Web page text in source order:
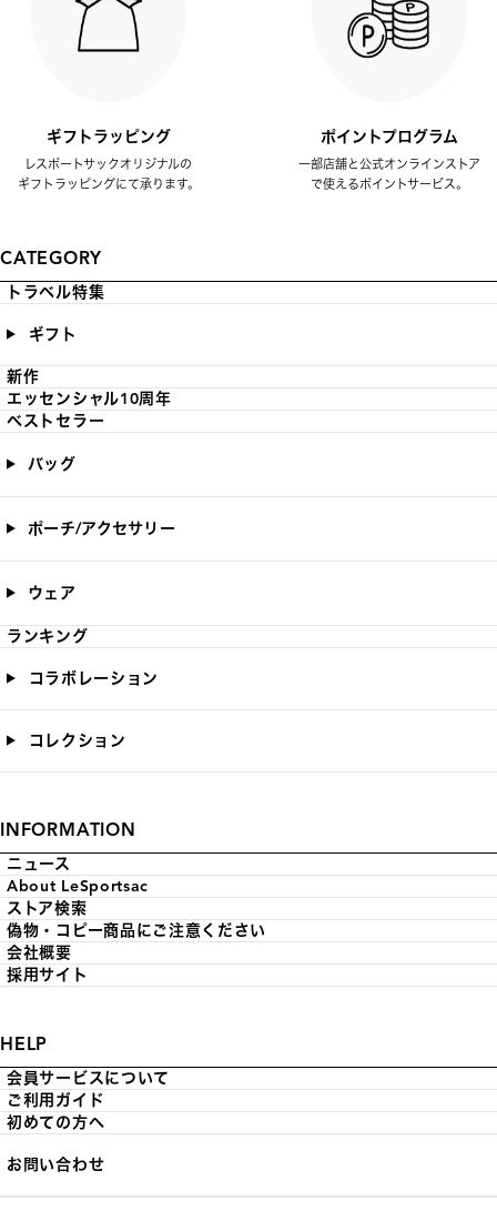
ギフトラッピング
レスポートサックオリジナルの
ギフトラッピングにて承ります。
ポイントプログラム
一部店舗と公式オンラインストア
で使えるポイントサービス。
CATEGORY
トラベル特集
ギフト
新作
エッセンシャル10周年
ベストセラー
バッグ
ポーチ/アクセサリー
ウェア
ランキング
コラボレーション
コレクション
INFORMATION
ニュース
About LeSportsac
ストア検索
偽物・コピー商品にご注意ください
会社概要
採用サイト
HELP
会員サービスについて
ご利用ガイド
初めての方へ
お問い合わせ